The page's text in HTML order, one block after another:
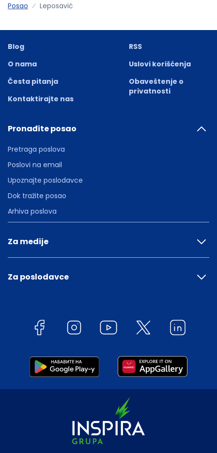
Posao Leposavić
Blog
O nama
Česta pitanja
Kontaktirajte nas
RSS
Uslovi korišćenja
Obaveštenje o
privatnosti
Pronađite posao
Pretraga poslova
Poslovi na email
Upoznajte poslodavce
Dok tražite posao
Arhiva poslova
Za medije
Za poslodavce